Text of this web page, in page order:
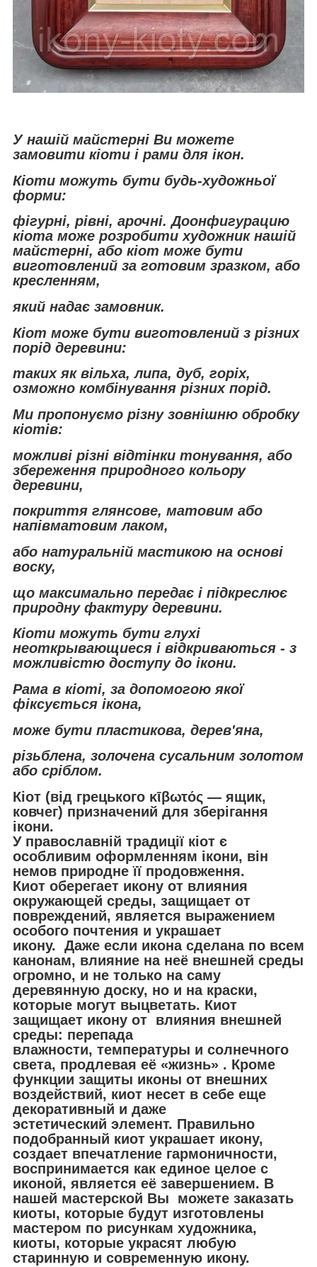
У нашій майстерні Ви можете
замовити кіоти і рами для ікон.
Кіоти можуть бути будь-художньої
форми:
фігурні, рівні, арочні. Доонфигурацию
кіота може розробити художник нашій
майстерні, або кіот може бути
виготовлений за готовим зразком, або
кресленням,
який надає замовник.
Кіот може бути виготовлений з різних
порід деревини:
таких як вільха, липа, дуб, горіх,
озможно комбінування різних порід.
Ми пропонуємо різну зовнішню обробку
кіотів:
можливі різні відтінки тонування, або
збереження природного кольору
деревини,
покриття глянсове, матовим або
напівматовим лаком,
або натуральній мастикою на основі
воску,
що максимально передає і підкреслює
природну фактуру деревини.
Кіоти можуть бути глухі
неоткрывающиеся і відкриваються - з
можливістю доступу до ікони.
Рама в кіоті, за допомогою якої
фіксується ікона,
може бути пластикова, дерев'яна,
різьблена, золочена сусальним золотом
або сріблом.
Кіот (від грецького κῑβωτός — ящик,
ковчег) призначений для зберігання
ікони.
У православній традиції кіот є
особливим оформленням ікони, він
немов природне її продовження.
Киот оберегает икону от влияния
окружающей среды, защищает от
повреждений, является выражением
особого почтения и украшает
икону. Даже если икона сделана по всем
канонам, влияние на неё внешней среды
огромно, и не только на саму
деревянную доску, но и на краски,
которые могут выцветать. Киот
защищает икону от влияния внешней
среды: перепада
влажности, температуры и солнечного
света, продлевая её «жизнь» . Кроме
функции защиты иконы от внешних
воздействий, киот несет в себе еще
декоративный и даже
эстетический элемент. Правильно
подобранный киот украшает икону,
создает впечатление гармоничности,
воспринимается как единое целое с
иконой, является её завершением. В
нашей мастерской Вы можете заказать
киоты, которые будут изготовлены
мастером по рисункам художника,
киоты, которые украсят любую
старинную и современную икону.